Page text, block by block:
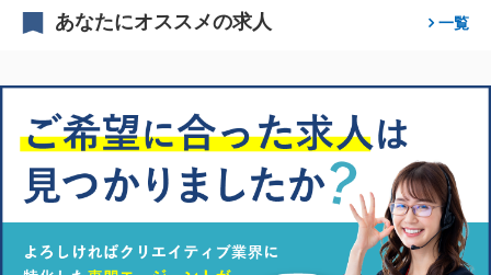
あなたにオススメの求人 一覧